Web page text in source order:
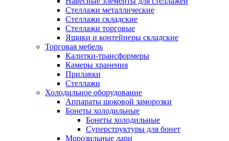
Стеллажи металлические
Стеллажи складские
Стеллажи торговые
Ящики и контейнеры складские
Торговая мебель
Калитки-трансформеры
Камеры хранения
Прилавки
Стеллажи
Холодильное оборудование
Аппараты шоковой заморозки
Бонеты холодильные
Бонеты холодильные
Суперструктуры для бонет
Морозильные лари